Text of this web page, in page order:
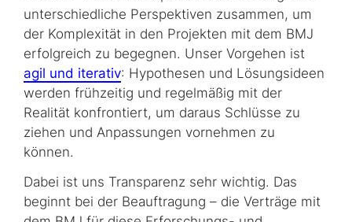
unterschiedliche Perspektiven zusammen, um
der Komplexität in den Projekten mit dem BMJ
erfolgreich zu begegnen. Unser Vorgehen ist
agil und iterativ: Hypothesen und Lösungsideen
werden frühzeitig und regelmäßig mit der
Realität konfrontiert, um daraus Schlüsse zu
ziehen und Anpassungen vornehmen zu
können.
Dabei ist uns Transparenz sehr wichtig. Das
beginnt bei der Beauftragung – die Verträge mit